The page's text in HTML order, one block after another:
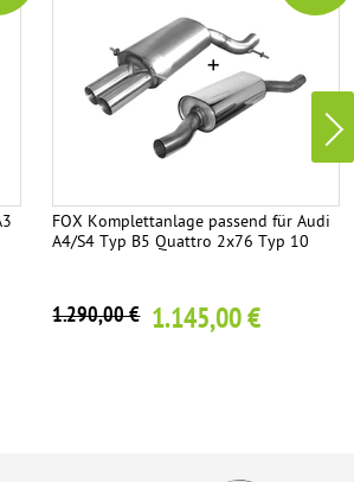
FOX Komplettanlage passend für Audi
A4/S4 Typ B5 Quattro 2x76 Typ 10
1.290,00 € 1.145,00 €